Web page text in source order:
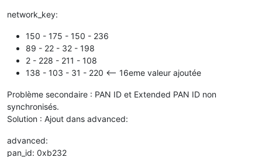
network_key:
150 - 175 - 150 - 236
89 - 22 - 32 - 198
2 - 228 - 211 - 108
138 - 103 - 31 - 220 <-- 16eme valeur ajoutée
Problème secondaire : PAN ID et Extended PAN ID non
synchronisés.
Solution : Ajout dans advanced:
advanced:
pan_id: 0xb232